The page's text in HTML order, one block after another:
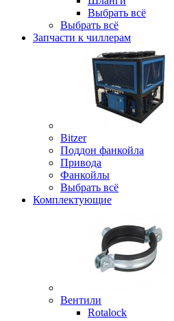
Выбрать всё
Выбрать всё
Запчасти к чиллерам
Bitzer
Поддон фанкойла
Привода
Фанкойлы
Выбрать всё
Комплектующие
Вентили
Rotalock